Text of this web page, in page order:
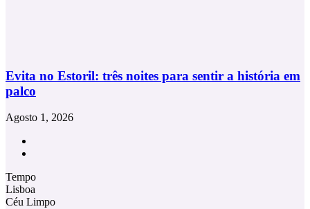
Evita no Estoril: três noites para sentir a história em
palco
Agosto 1, 2026
Tempo
Lisboa
Céu Limpo